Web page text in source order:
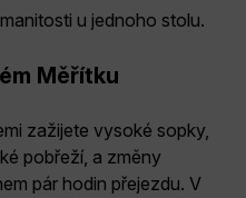
u jednoho stolu.
Měřítku
zažijete vysoké sopky,
pobřeží, a změny
pár hodin přejezdu. V